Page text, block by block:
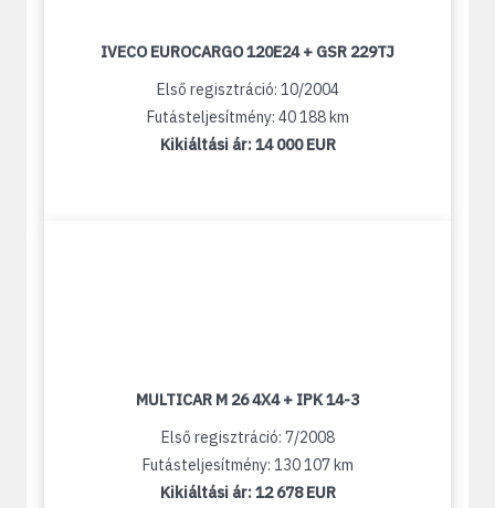
IVECO EUROCARGO 120E24 + GSR 229TJ
Első regisztráció: 10/2004
Futásteljesítmény: 40 188 km
Kikiáltási ár:14 000 EUR
MULTICAR M 26 4X4 + IPK 14-3
Első regisztráció: 7/2008
Futásteljesítmény: 130 107 km
Kikiáltási ár:12 678 EUR